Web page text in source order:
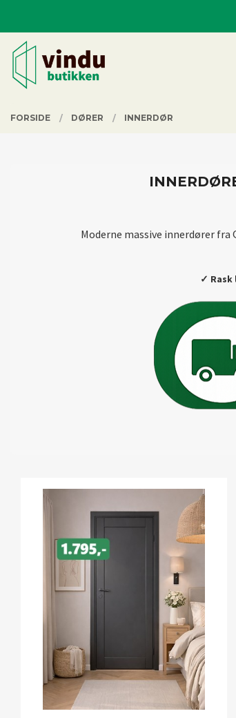
innholdet
PRODUKTER
Lukk
FORSIDE DØRER INNERDØR
Moderne massive innerdører
✓ Rask